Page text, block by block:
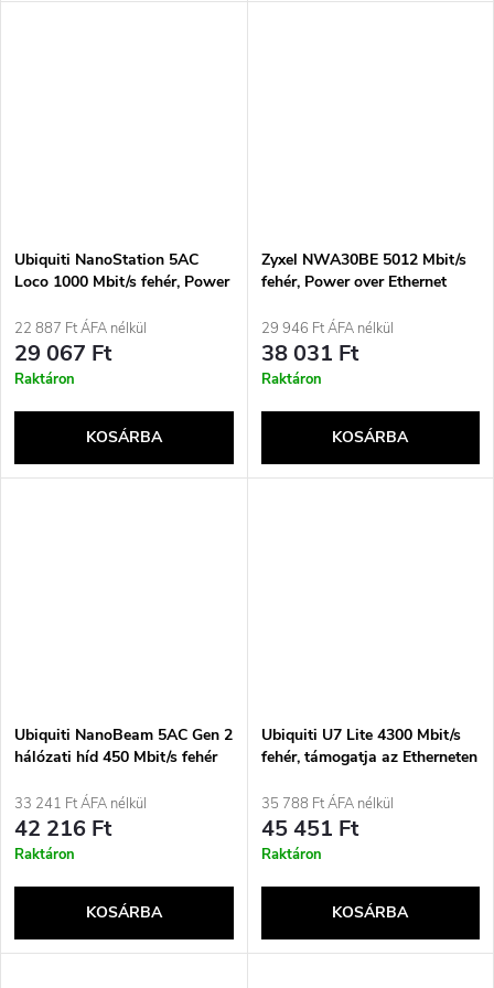
Ubiquiti NanoStation 5AC
Loco 1000 Mbit/s fehér, Power
támogatással
22 887 Ft ÁFA nélkül
29 067 Ft
Raktáron
KOSÁRBA
Zyxel NWA30BE 5012 Mbit/s
fehér, Power over Ethernet
29 946 Ft ÁFA nélkül
38 031 Ft
Raktáron
KOSÁRBA
Ubiquiti NanoBeam 5AC Gen 2
hálózati híd 450 Mbit/s fehér
33 241 Ft ÁFA nélkül
42 216 Ft
Raktáron
KOSÁRBA
Ubiquiti U7 Lite 4300 Mbit/s
fehér, támogatja az Etherneten
35 788 Ft ÁFA nélkül
45 451 Ft
Raktáron
KOSÁRBA